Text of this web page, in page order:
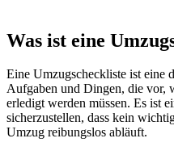
Was ist eine
Eine Umzugscheckliste ist eine
Aufgaben und Dingen, die vor,
erledigt werden müssen. Es ist
sicherzustellen, dass kein
Umzug reibungslos abläuft.